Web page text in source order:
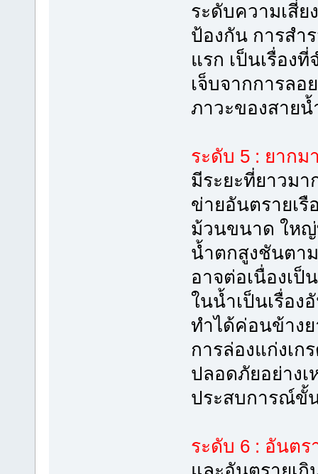
ระดับความเสี่ย
ป้องกัน การสำ
แรก เป็นเรื่อง
เจ็บจากการล
ภาวะของสายน้
ระดับ 5 : ยากม
มีระยะที่ยาวมา
ข่ายอันตรายเ
ม้วนขนาด ใหญ่
น้ำตกสูงชันตา
อาจต่อเนื่องเป็
ในน้ำเป็นเรื่อง
ทำได้ค่อนข้าง
การล่องแก่งเ
ปลอดภัยอย่าง
ประสบการณ์ขั้
ระดับ 6 : อันตร